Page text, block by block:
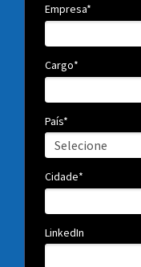
Empresa*
Cargo*
País*
Cidade*
LinkedIn